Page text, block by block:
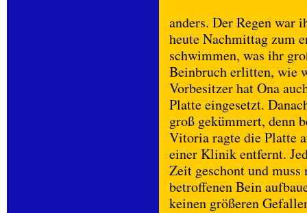
anders. Der Regen war
heute Nachmittag zum
schwimmen, was ihr
Beinbruch erlitten, wie
Vorbesitzer hat Ona
Platte eingesetzt.
groß gekümmert, denn
Vitoria ragte die Platte
einer Klinik entfernt.
Zeit geschont und
betroffenen Bein
keinen größeren